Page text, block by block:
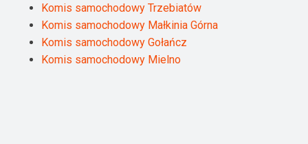
Komis samochodowy Trzebiatów
Komis samochodowy Małkinia Górna
Komis samochodowy Gołańcz
Komis samochodowy Mielno